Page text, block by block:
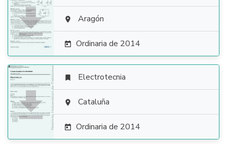
  Aragón
 Ordinaria de 2014

 Electrotecnia
 Cataluña
 Ordinaria de 2014